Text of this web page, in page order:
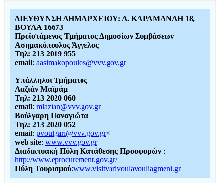
ΔΙΕΥΘΥΝΣΗ ΔΗΜΑΡΧΕΙΟΥ: Λ. ΚΑΡΑΜΑΝΛΗ 18,
ΒΟΥΛΑ 16673
Προϊστάμενος Τμήματος Δημοσίων Συμβάσεων
Ασημακόπουλος Άγγελος
Τηλ: 213 2019 955
email: aasimakopoulos@vvv.gov.gr
Υπάλληλοι Τμήματος
Λαζιάν Μαϊράμ
Τηλ: 213 2020 060
email: mlazian@vvv.gov.gr
Βούλγαρη Παναγιώτα
Τηλ: 213 2020 052
email: pvoulgari@vvv.gov.gr<
web site: www.vvv.gov.gr
Διαδικτυακή Πύλη Κατάθεσης Προσφορών :
http://www.eprocurement.gov.gr/
Πύλη Τουρισμού:www.visitvarivoulavouliagmeni.gr